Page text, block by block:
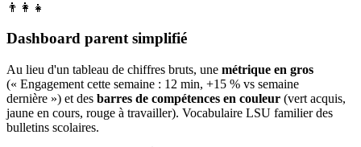
👨‍👩‍👧
Dashboard parent simplifié
Au lieu d'un tableau de chiffres bruts, une métrique en gros
(« Engagement cette semaine : 12 min, +15 % vs semaine
dernière ») et des barres de compétences en couleur (vert acquis,
jaune en cours, rouge à travailler). Vocabulaire LSU familier des
bulletins scolaires.